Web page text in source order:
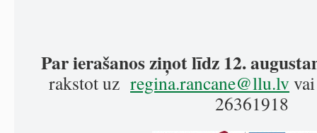
Par ierašanos ziņot līdz 12.
rakstot uz regina.rancane@llu.lv
26361918